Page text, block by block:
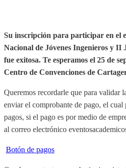
Su inscripción para participar en el
Nacional de Jóvenes Ingenieros y
fue exitosa. Te esperamos el 25 de
Centro de Convenciones de
Queremos recordarle que para validar
enviar el comprobante de pago, el
pagos, si el pago es por medio de
al correo electrónico
Botón de pagos